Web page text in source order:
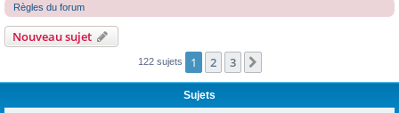
Règles du forum
Nouveau sujet
122 sujets 1 2 3
Sujets